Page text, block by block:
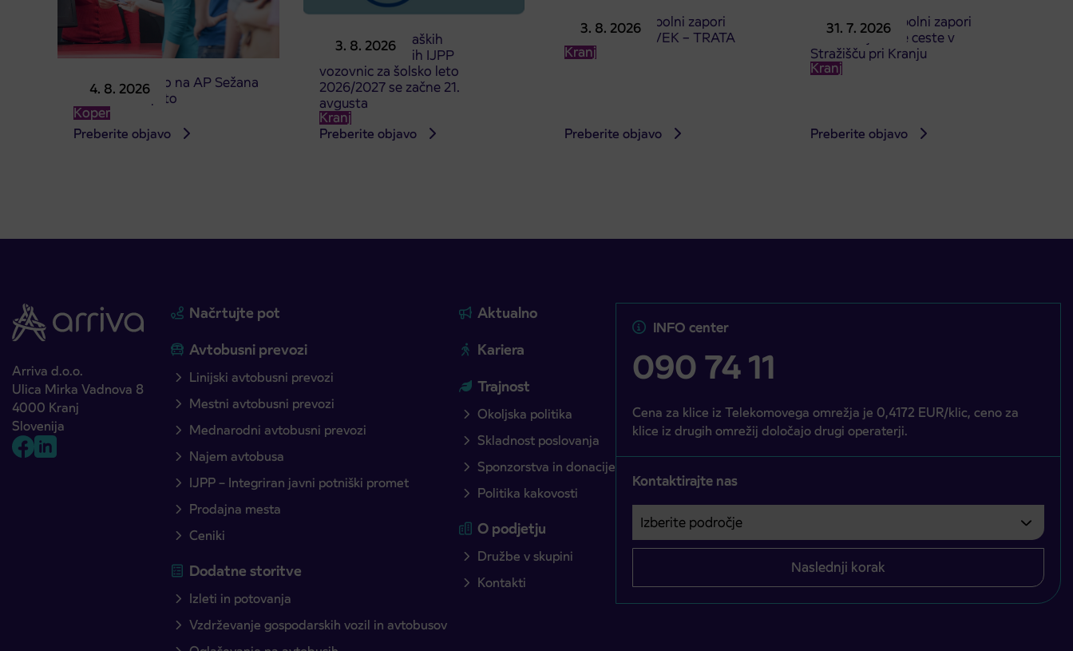
4. 8. 2026
Prodajno mesto na AP Sežana
4. 8. 2026 zaprto
Koper
Preberite objavo
3. 8. 2026
Predprodaja dijaških
subvencioniranih IJPP
vozovnic za šolsko leto
2026/2027 se začne 21.
avgusta
Kranj
Preberite objavo
3. 8. 2026
Obvestilo o popolni zapori
ceste ČEŠNJEVEK – TRATA
Kranj
Preberite objavo
31. 7. 2026
Obvestilo o popolni zapori
dela Škofjeloške ceste v
Stražišču pri Kranju
Kranj
Preberite objavo
Arriva d.o.o.
Ulica Mirka Vadnova 8
4000 Kranj
Slovenija
Načrtujte pot
Avtobusni prevozi
Linijski avtobusni prevozi
Mestni avtobusni prevozi
Mednarodni avtobusni prevozi
Najem avtobusa
IJPP – Integriran javni potniški promet
Prodajna mesta
Ceniki
Dodatne storitve
Izleti in potovanja
Vzdrževanje gospodarskih vozil in avtobusov
Aktualno
Kariera
Trajnost
Okoljska politika
Skladnost poslovanja
Sponzorstva in donacije
Politika kakovosti
O podjetju
Družbe v skupini
Kontakti
INFO center
090 74 11
Cena za klice iz Telekomovega omrežja je 0,4172 EUR/klic, ceno za
klice iz drugih omrežij določajo drugi operaterji.
Kontaktirajte nas
Izberite področje
Področje je obvezno izbrati.
Naslednji korak